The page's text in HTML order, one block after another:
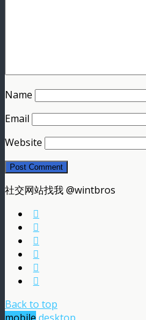
Name
Email
Website
社交网站找我 @wintbros
Back to top